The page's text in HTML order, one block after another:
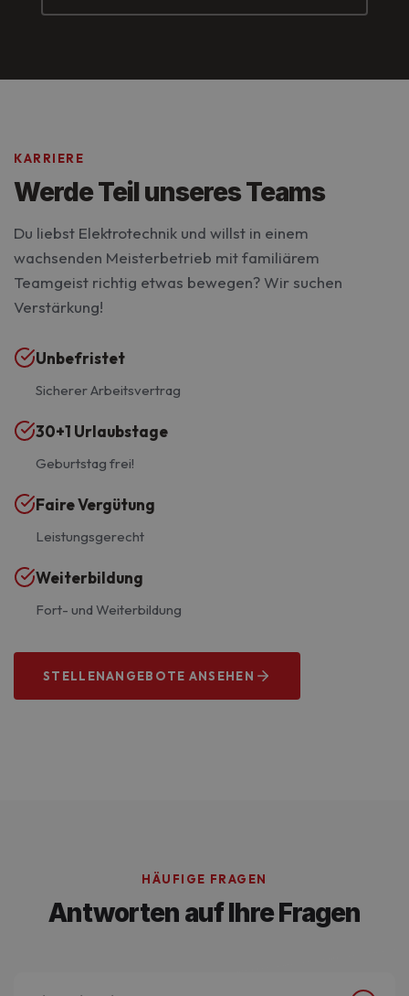
Nachher: Komplette Neuinstallation für
KARRIERE
Werde Teil unseres Teams
Du liebst Elektrotechnik und willst in einem
wachsenden Meisterbetrieb mit familiärem
Teamgeist richtig etwas bewegen? Wir suchen
Verstärkung!
Unbefristet
Sicherer Arbeitsvertrag
30+1 Urlaubstage
Geburtstag frei!
Faire Vergütung
Leistungsgerecht
Weiterbildung
Fort- und Weiterbildung
STELLENANGEBOTE ANSEHEN
HÄUFIGE FRAGEN
Antworten auf Ihre Fragen